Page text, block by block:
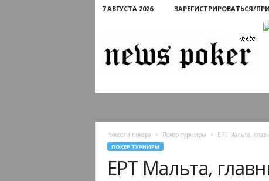
7 АВГУСТА 2026 ЗАРЕГИСТРИРОВАТЬСЯ/
Новости покера Покер турниры EPT Мальта,
ПОКЕР ТУРНИРЫ
EPT Мальта,